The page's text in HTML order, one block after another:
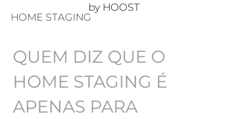
HOME STAGING
by HOOST
QUEM DIZ QUE O
HOME STAGING É
APENAS PARA